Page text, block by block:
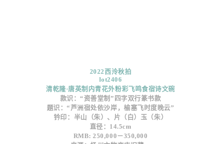
2022西泠秋拍
lot2406
清乾隆·唐英制内青花外粉彩飞鸣食宿诗文碗
款识：“资善堂制”四字双行篆书款
题识：“芦洲宿处依沙岸，榆塞飞时度晚云”
钤印：半山（朱）、片（白）玉（朱）
直径：14.5cm
RMB: 250,000－350,000